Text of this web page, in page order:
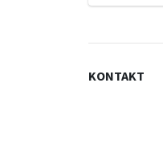
KONTAKT